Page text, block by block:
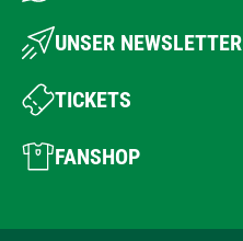
UNSER NEWSLETTER
TICKETS
FANSHOP